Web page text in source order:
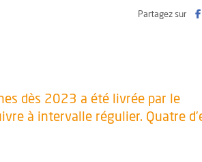
Partagez sur
dès 2023 a été livrée par le
à intervalle régulier. Quatre